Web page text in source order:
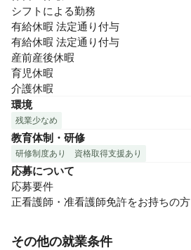
シフトによる勤務
有給休暇 法定通り付与
有給休暇 法定通り付与
産前産後休暇
育児休暇
介護休暇
環境
残業少なめ
教育体制・研修
研修制度あり 資格取得支援あり
応募について
応募要件
正看護師・准看護師免許をお持ちの方
その他の就業条件